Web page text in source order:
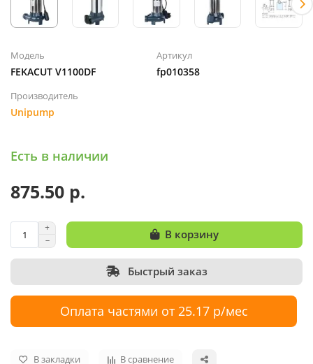
Модель
FEKACUT V1100DF
Артикул
fp010358
Производитель
Unipump
Есть в наличии
875.50 р.
В корзину
Быстрый заказ
Оплата частями от 25.17 р/мес
В закладки В сравнение